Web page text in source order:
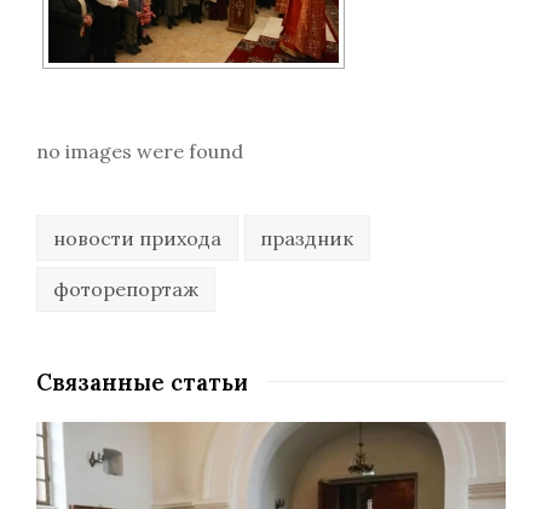
no images were found
новости прихода праздник
фоторепортаж
Связанные статьи